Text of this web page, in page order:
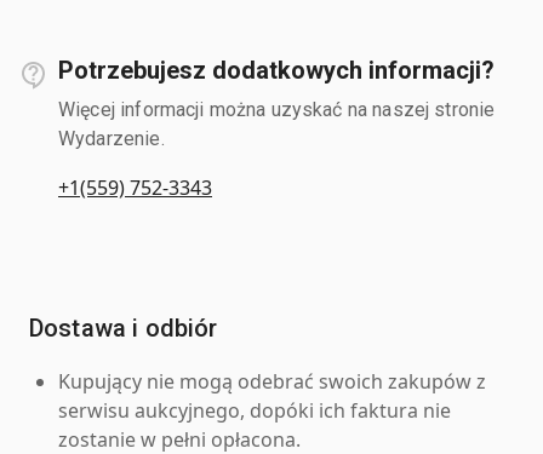
Potrzebujesz dodatkowych informacji?
Więcej informacji można uzyskać na naszej stronie
Wydarzenie.
+1(559) 752-3343
Dostawa i odbiór
Kupujący nie mogą odebrać swoich zakupów z
serwisu aukcyjnego, dopóki ich faktura nie
zostanie w pełni opłacona.